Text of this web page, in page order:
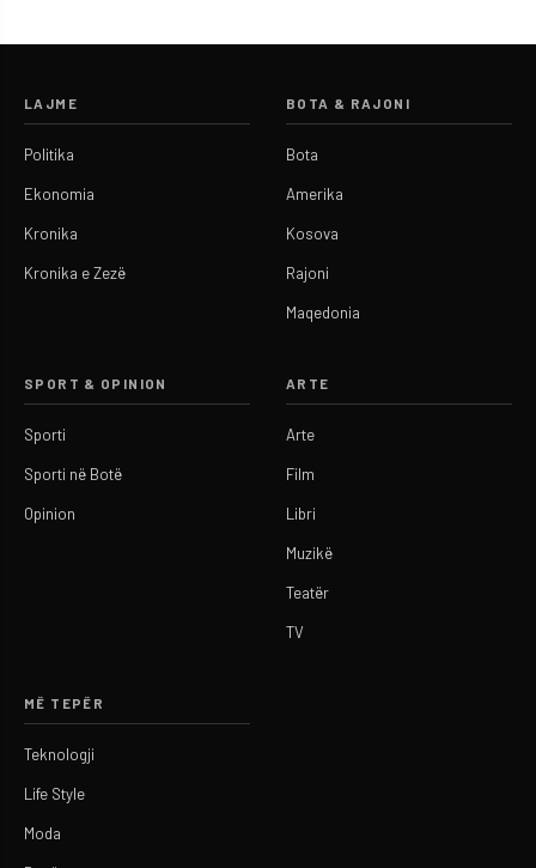
LAJME
Politika
Ekonomia
Kronika
Kronika e Zezë
BOTA & RAJONI
Bota
Amerika
Kosova
Rajoni
Maqedonia
SPORT & OPINION
Sporti
Sporti në Botë
Opinion
ARTE
Arte
Film
Libri
Muzikë
Teatër
TV
MË TEPËR
Teknologji
Life Style
Moda